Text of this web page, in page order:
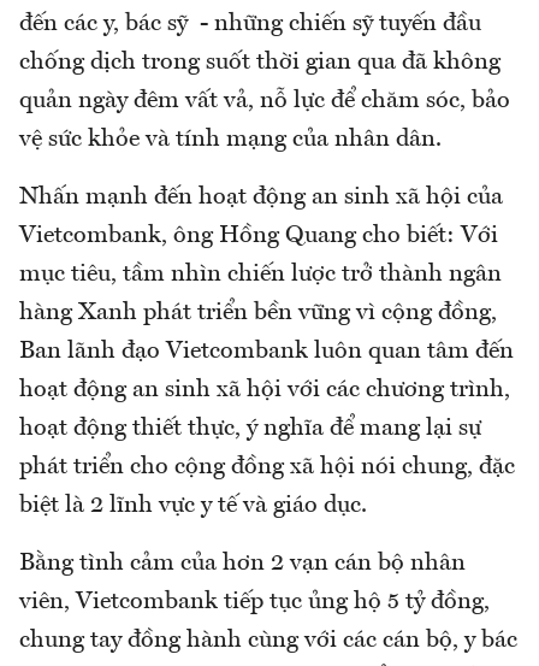
đến các y, bác sỹ - những chiến sỹ tuyến đầu
chống dịch trong suốt thời gian qua đã không
quản ngày đêm vất vả, nỗ lực để chăm sóc, bảo
vệ sức khỏe và tính mạng của nhân dân.
Nhấn mạnh đến hoạt động an sinh xã hội của
Vietcombank, ông Hồng Quang cho biết: Với
mục tiêu, tầm nhìn chiến lược trở thành ngân
hàng Xanh phát triển bền vững vì cộng đồng,
Ban lãnh đạo Vietcombank luôn quan tâm đến
hoạt động an sinh xã hội với các chương trình,
hoạt động thiết thực, ý nghĩa để mang lại sự
phát triển cho cộng đồng xã hội nói chung, đặc
biệt là 2 lĩnh vực y tế và giáo dục.
Bằng tình cảm của hơn 2 vạn cán bộ nhân
viên, Vietcombank tiếp tục ủng hộ 5 tỷ đồng,
chung tay đồng hành cùng với các cán bộ, y bác